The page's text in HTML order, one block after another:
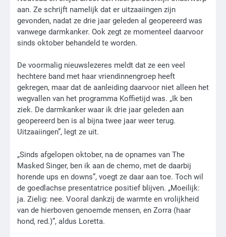
aan. Ze schrijft namelijk dat er uitzaaiingen zijn
gevonden, nadat ze drie jaar geleden al geopereerd was
vanwege darmkanker. Ook zegt ze momenteel daarvoor
sinds oktober behandeld te worden.
De voormalig nieuwslezeres meldt dat ze een veel
hechtere band met haar vriendinnengroep heeft
gekregen, maar dat de aanleiding daarvoor niet alleen het
wegvallen van het programma Koffietijd was. „Ik ben
ziek. De darmkanker waar ik drie jaar geleden aan
geopereerd ben is al bijna twee jaar weer terug.
Uitzaaiingen”, legt ze uit.
„Sinds afgelopen oktober, na de opnames van The
Masked Singer, ben ik aan de chemo, met de daarbij
horende ups en downs”, voegt ze daar aan toe. Toch wil
de goedlachse presentatrice positief blijven. „Moeilijk:
ja. Zielig: nee. Vooral dankzij de warmte en vrolijkheid
van de hierboven genoemde mensen, en Zorra (haar
hond, red.)”, aldus Loretta.